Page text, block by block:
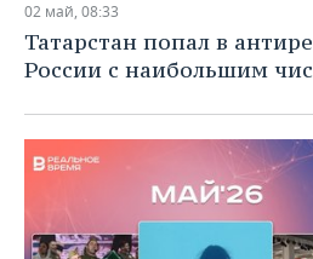
02 май, 08:33
Татарстан попал в
России с наибольшим